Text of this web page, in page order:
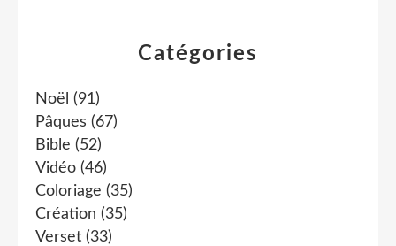
Catégories
Noël (91)
Pâques (67)
Bible (52)
Vidéo (46)
Coloriage (35)
Création (35)
Verset (33)